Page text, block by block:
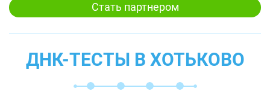
Стать партнером
ДНК-ТЕСТЫ В ХОТЬКОВО